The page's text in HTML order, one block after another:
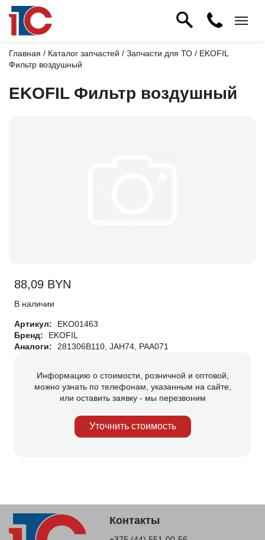
Главная / Каталог запчастей / Запчасти для ТО / EKOFIL
Фильтр воздушный
EKOFIL Фильтр воздушный
88,09 BYN
В наличии
Артикул:
EKO01463
Бренд:
EKOFIL
Аналоги:
281306B110, JAH74, PAA071
Информацию о стоимости, розничной и оптовой,
можно узнать по телефонам, указанным на сайте,
или оставить заявку - мы перезвоним
Уточнить стоимость
Контакты